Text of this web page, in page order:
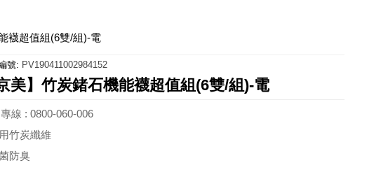
襪超值組(6雙/組)-電
號: PV190411002984152
京美】竹炭鍺石機能襪超值組(6雙/組)-電
線 : 0800-060-006
竹炭纖維
防臭